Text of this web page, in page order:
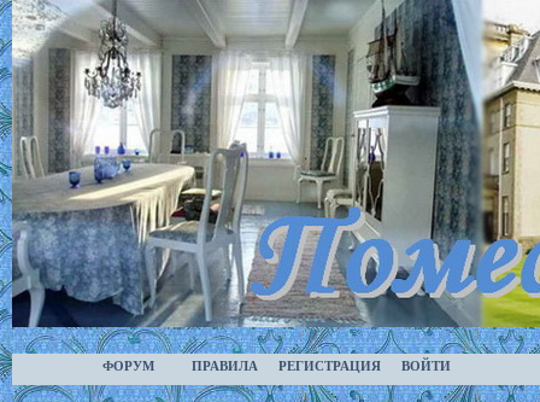
ФОРУМ ПРАВИЛА РЕГИСТРАЦИЯ ВОЙТИ